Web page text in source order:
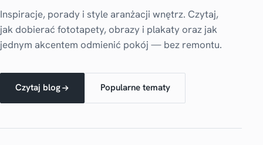
Inspiracje, porady i style aranżacji wnętrz. Czytaj,
jak dobierać fototapety, obrazy i plakaty oraz jak
jednym akcentem odmienić pokój — bez remontu.
Czytaj blog Popularne tematy